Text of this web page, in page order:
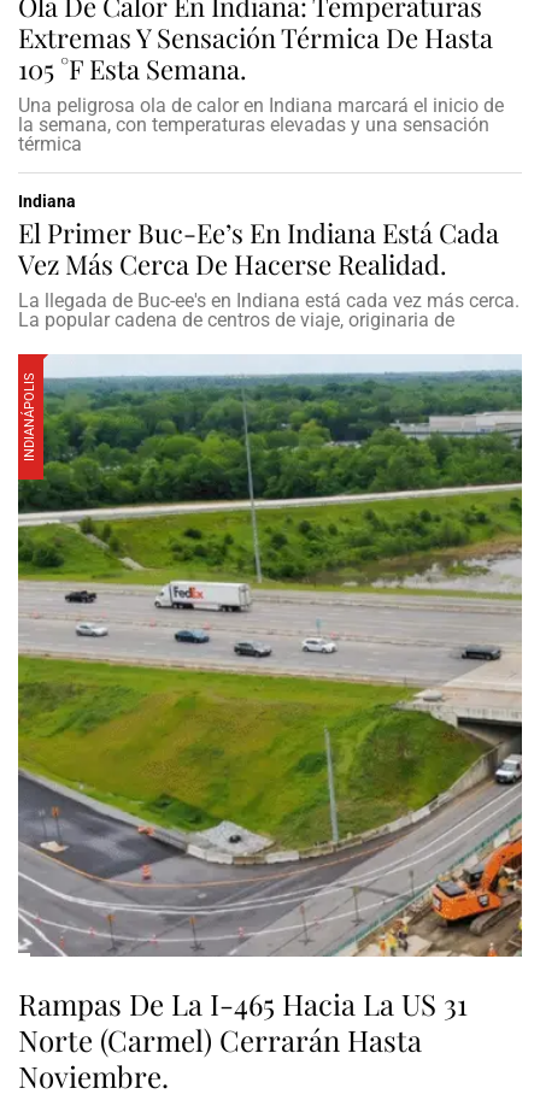
Extremas Y Sensación Térmica De Hasta
105 °F Esta Semana.
Una peligrosa ola de calor en Indiana marcará el inicio de
la semana, con temperaturas elevadas y una sensación
térmica
Indiana
El Primer Buc-Ee’s En Indiana Está Cada
Vez Más Cerca De Hacerse Realidad.
La llegada de Buc-ee's en Indiana está cada vez más cerca.
La popular cadena de centros de viaje, originaria de
INDIANÁPOLIS
Rampas De La I-465 Hacia La US 31
Norte (Carmel) Cerrarán Hasta
Noviembre.